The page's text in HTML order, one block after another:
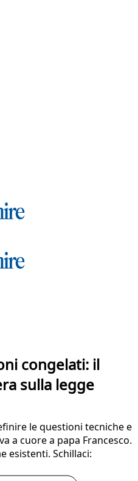
congelati: il
sulla legge
le questioni tecniche e
a cuore a papa Francesco.
esistenti. Schillaci: